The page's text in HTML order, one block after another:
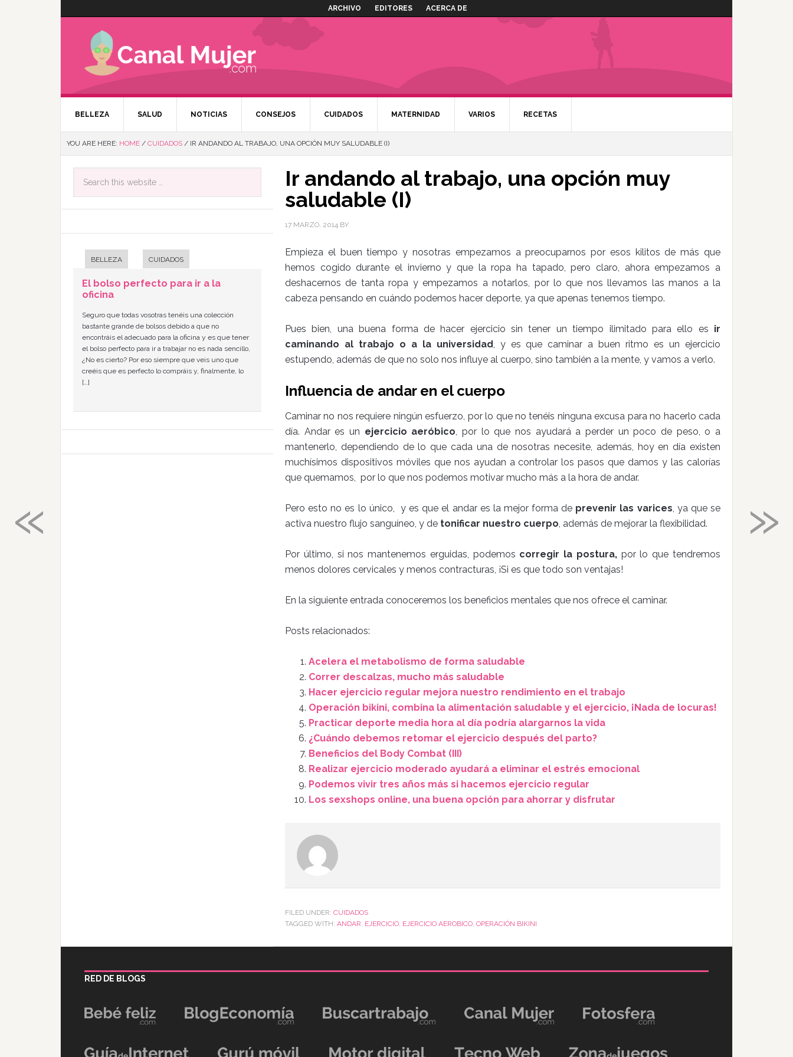
ARCHIVO EDITORES ACERCA DE
BELLEZA SALUD NOTICIAS CONSEJOS CUIDADOS MATERNIDAD VARIOS RECETAS
YOU ARE HERE: HOME / CUIDADOS / IR ANDANDO AL TRABAJO, UNA OPCIÓN MUY SALUDABLE (I)
Ir andando al trabajo, una opción muy
saludable (I)
17 MARZO, 2014 BY
Empieza el buen tiempo y nosotras empezamos a preocuparnos por esos kilitos de más que
hemos cogido durante el invierno y que la ropa ha tapado, pero claro, ahora empezamos a
deshacernos de tanta ropa y empezamos a notarlos, por lo que nos llevamos las manos a la
cabeza pensando en cuándo podemos hacer deporte, ya que apenas tenemos tiempo.
Pues bien, una buena forma de hacer ejercicio sin tener un tiempo ilimitado para ello es ir
caminando al trabajo o a la universidad, y es que caminar a buen ritmo es un ejercicio
estupendo, además de que no solo nos influye al cuerpo, sino también a la mente, y vamos a verlo.
Influencia de andar en el cuerpo
Caminar no nos requiere ningún esfuerzo, por lo que no tenéis ninguna excusa para no hacerlo cada
día. Andar es un ejercicio aeróbico, por lo que nos ayudará a perder un poco de peso, o a
mantenerlo, dependiendo de lo que cada una de nosotras necesite, además, hoy en día existen
muchísimos dispositivos móviles que nos ayudan a controlar los pasos que damos y las calorías
que quemamos, por lo que nos podemos motivar mucho más a la hora de andar.
Pero esto no es lo único, y es que el andar es la mejor forma de prevenir las varices, ya que se
activa nuestro flujo sanguíneo, y de tonificar nuestro cuerpo, además de mejorar la flexibilidad.
Por último, si nos mantenemos erguidas, podemos corregir la postura,por lo que tendremos
menos dolores cervicales y menos contracturas, ¡Si es que todo son ventajas!
En la siguiente entrada conoceremos los beneficios mentales que nos ofrece el caminar.
Posts relacionados:
Acelera el metabolismo de forma saludable
Correr descalzas, mucho más saludable
Hacer ejercicio regular mejora nuestro rendimiento en el trabajo
Operación bikini, combina la alimentación saludable y el ejercicio, ¡Nada de locuras!
Practicar deporte media hora al día podría alargarnos la vida
¿Cuándo debemos retomar el ejercicio después del parto?
Beneficios del Body Combat (III)
Realizar ejercicio moderado ayudará a eliminar el estrés emocional
Podemos vivir tres años más si hacemos ejercicio regular
Los sexshops online, una buena opción para ahorrar y disfrutar
FILED UNDER: CUIDADOS
TAGGED WITH: ANDAR, EJERCICIO, EJERCICIO AEROBICO, OPERACIÓN BIKINI
BELLEZA CUIDADOS
El bolso perfecto para ir a la
oficina
Seguro que todas vosotras tenéis una colección
bastante grande de bolsos debido a que no
encontráis el adecuado para la oficina y es que tener
el bolso perfecto para ir a trabajar no es nada sencillo,
¿No es cierto? Por eso siempre que veis uno que
creéis que es perfecto lo compráis y, finalmente, lo
[…]
RED DE BLOGS
»
«